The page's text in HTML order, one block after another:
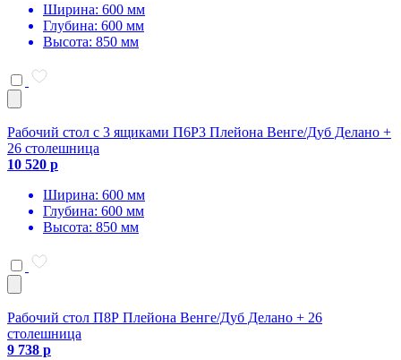
Ширина: 600 мм
Глубина: 600 мм
Высота: 850 мм
Рабочий стол с 3 ящиками П6Р3 Плейона Венге/Дуб Делано +
26 столешница
10 520 р
Ширина: 600 мм
Глубина: 600 мм
Высота: 850 мм
Рабочий стол П8Р Плейона Венге/Дуб Делано + 26
столешница
9 738 р